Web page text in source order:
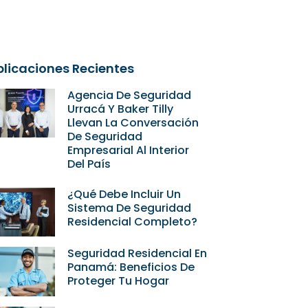
Recientes
Agencia De Seguridad
Urracá Y Baker Tilly
Llevan La Conversación
De Seguridad
Empresarial Al Interior
Del País
¿Qué Debe Incluir Un
Sistema De Seguridad
Residencial Completo?
Seguridad Residencial En
Panamá: Beneficios De
Proteger Tu Hogar